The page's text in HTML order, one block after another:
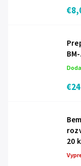
20